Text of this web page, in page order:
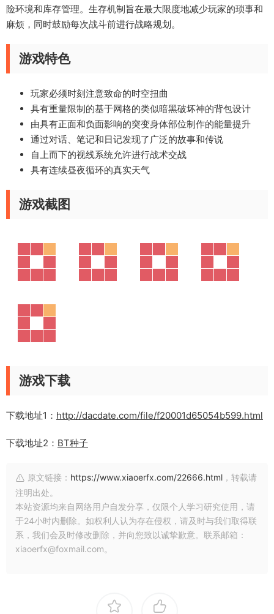
险环境和库存管理。生存机制旨在最大限度地减少玩家的琐事和
麻烦，同时鼓励每次战斗前进行战略规划。
游戏特色
玩家必须时刻注意致命的时空扭曲
具有重量限制的基于网格的类似暗黑破坏神的背包设计
由具有正面和负面影响的突变身体部位制作的能量提升
通过对话、笔记和日记发现了广泛的故事和传说
自上而下的视线系统允许进行战术交战
具有连续昼夜循环的真实天气
游戏截图
游戏下载
下载地址1： http://dacdate.com/file/f20001d65054b599.html
下载地址2： BT种子
原文链接： https://www.xiaoerfx.com/22666.html ，转载请
注明出处。
本站资源均来自网络用户自发分享，仅限个人学习研究使用，请
于24小时内删除。如权利人认为存在侵权，请及时与我们取得联
系，我们会及时修改删除，并向您致以诚挚歉意。联系邮箱：
xiaoerfx@foxmail.com。